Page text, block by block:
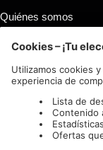
Quiénes somos
Label Bands
Affiliate Program
País/región Alemania (EUR €)